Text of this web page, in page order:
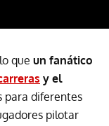
que un fanático
y el
para diferentes
pilotar